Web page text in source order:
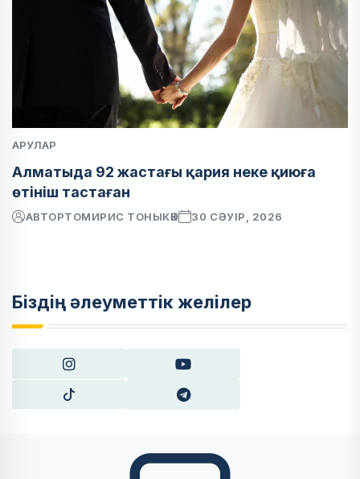
АРУЛАР
Алматыда 92 жастағы қария неке қиюға
өтініш тастаған
АВТОРТОМИРИС ТОНЫКӨК 30 СӘУІР, 2026
Біздің әлеуметтік желілер